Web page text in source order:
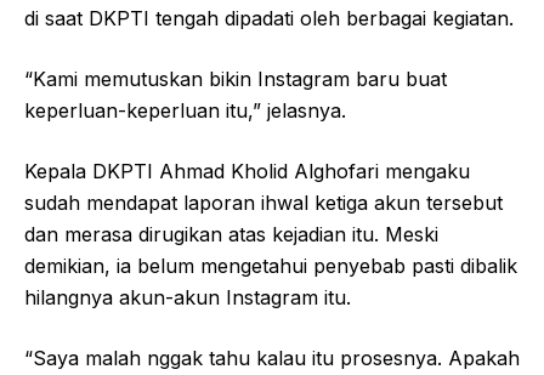
di saat DKPTI tengah dipadati oleh berbagai kegiatan.
“Kami memutuskan bikin Instagram baru buat
keperluan-keperluan itu,” jelasnya.
Kepala DKPTI Ahmad Kholid Alghofari mengaku
sudah mendapat laporan ihwal ketiga akun tersebut
dan merasa dirugikan atas kejadian itu. Meski
demikian, ia belum mengetahui penyebab pasti dibalik
hilangnya akun-akun Instagram itu.
“Saya malah nggak tahu kalau itu prosesnya. Apakah